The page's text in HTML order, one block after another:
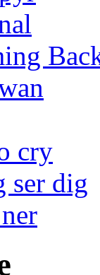
cry
ser dig